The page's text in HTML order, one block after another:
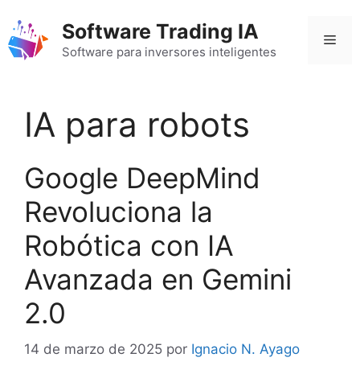
contenido
Software Trading IA
Software para inversores inteligentes
IA para robots
Google DeepMind
Revoluciona la
Robótica con IA
Avanzada en Gemini
2.0
14 de marzo de 2025 por Ignacio N. Ayago